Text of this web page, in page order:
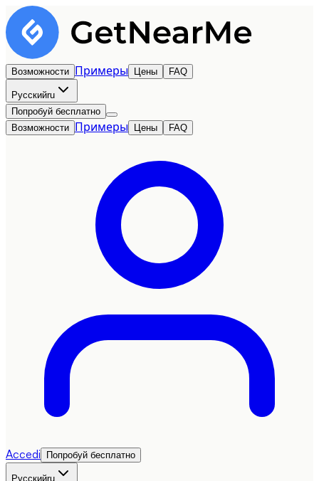
Возможности Примеры Цены FAQ
Русскийru
Попробуй бесплатно
Возможности Примеры Цены FAQ
Accedi Попробуй бесплатно
Русскийru